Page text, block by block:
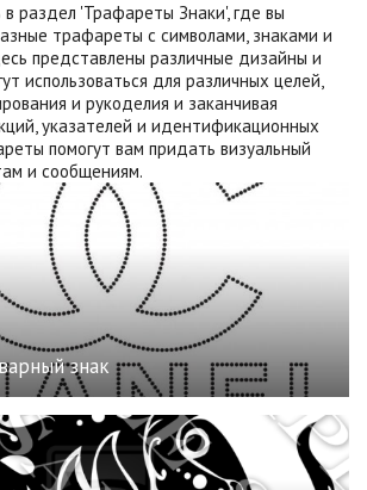
раздел 'Трафареты Знаки', где вы
трафареты с символами, знаками и
представлены различные дизайны и
использоваться для различных целей,
и рукоделия и заканчивая
указателей и идентификационных
помогут вам придать визуальный
и сообщениям.
знак